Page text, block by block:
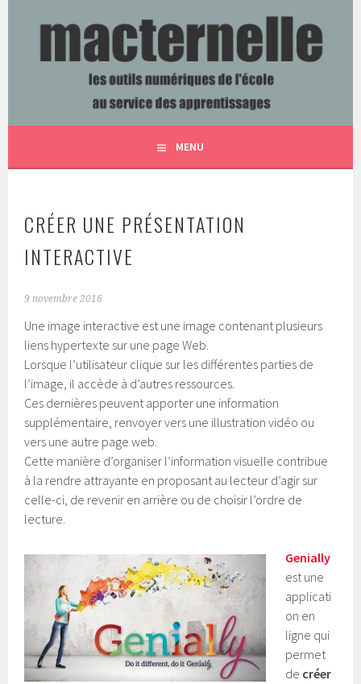
MACTERNELLE
LES OUTILS NUMÉRIQUES DE L'ÉCOLE AU SERVICE DES
MENU
CRÉER UNE PRÉSENTATION
INTERACTIVE
9 novembre 2016
Une image interactive est une image contenant plusieurs
liens hypertexte sur une page Web.
Lorsque l’utilisateur clique sur les différentes parties de
l’image, il accède à d’autres ressources.
Ces dernières peuvent apporter une information
supplémentaire, renvoyer vers une illustration vidéo ou
vers une autre page web.
Cette manière d’organiser l’information visuelle contribue
à la rendre attrayante en proposant au lecteur d’agir sur
celle-ci, de revenir en arrière ou de choisir l’ordre de
lecture.
Genially
est une
applicati
on en
ligne qui
permet
de créer